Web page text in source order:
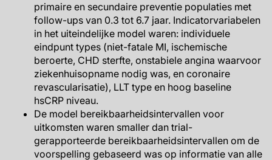
primaire en secundaire preventie populaties met
follow-ups van 0.3 tot 6.7 jaar. Indicatorvariabelen
in het uiteindelijke model waren: individuele
eindpunt types (niet-fatale MI, ischemische
beroerte, CHD sterfte, onstabiele angina waarvoor
ziekenhuisopname nodig was, en coronaire
revascularisatie), LLT type en hoog baseline
hsCRP niveau.
De model bereikbaarheidsintervallen voor
uitkomsten waren smaller dan trial-
gerapporteerde bereikbaarheidsintervallen om de
voorspelling gebaseerd was op informatie van alle